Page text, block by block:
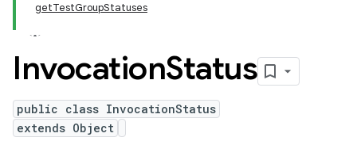
getTestGroupStatuses
InvocationStatus
public class InvocationStatus
extends Object